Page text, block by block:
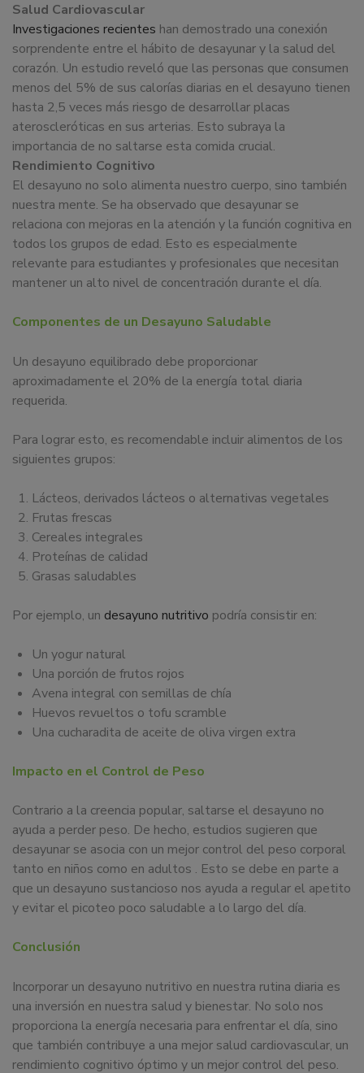
Salud Cardiovascular
Investigaciones recientes han demostrado una conexión
sorprendente entre el hábito de desayunar y la salud del
corazón. Un estudio reveló que las personas que consumen
menos del 5% de sus calorías diarias en el desayuno tienen
hasta 2,5 veces más riesgo de desarrollar placas
ateroscleróticas en sus arterias. Esto subraya la
importancia de no saltarse esta comida crucial.
Rendimiento Cognitivo
El desayuno no solo alimenta nuestro cuerpo, sino también
nuestra mente. Se ha observado que desayunar se
relaciona con mejoras en la atención y la función cognitiva en
todos los grupos de edad. Esto es especialmente
relevante para estudiantes y profesionales que necesitan
mantener un alto nivel de concentración durante el día.
Componentes de un Desayuno Saludable
Un desayuno equilibrado debe proporcionar
aproximadamente el 20% de la energía total diaria
requerida.
Para lograr esto, es recomendable incluir alimentos de los
siguientes grupos:
Lácteos, derivados lácteos o alternativas vegetales
Frutas frescas
Cereales integrales
Proteínas de calidad
Grasas saludables
Por ejemplo, un desayuno nutritivo podría consistir en:
Un yogur natural
Una porción de frutos rojos
Avena integral con semillas de chía
Huevos revueltos o tofu scramble
Una cucharadita de aceite de oliva virgen extra
Impacto en el Control de Peso
Contrario a la creencia popular, saltarse el desayuno no
ayuda a perder peso. De hecho, estudios sugieren que
desayunar se asocia con un mejor control del peso corporal
tanto en niños como en adultos . Esto se debe en parte a
que un desayuno sustancioso nos ayuda a regular el apetito
y evitar el picoteo poco saludable a lo largo del día.
Conclusión
Incorporar un desayuno nutritivo en nuestra rutina diaria es
una inversión en nuestra salud y bienestar. No solo nos
proporciona la energía necesaria para enfrentar el día, sino
que también contribuye a una mejor salud cardiovascular, un
rendimiento cognitivo óptimo y un mejor control del peso.